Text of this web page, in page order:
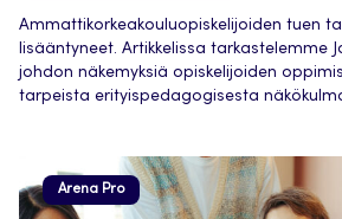
Ammattikorkeakouluopiskelijoiden tuen
lisääntyneet. Artikkelissa tarkastelemme
johdon näkemyksiä opiskelijoiden
tarpeista erityispedagogisesta
Arena Pro